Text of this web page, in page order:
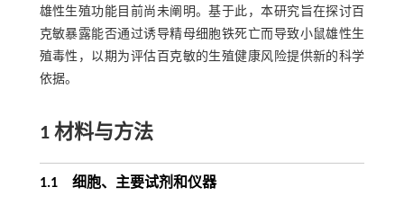
雄性生殖功能目前尚未阐明。基于此，本研究旨在探讨百
克敏暴露能否通过诱导精母细胞铁死亡而导致小鼠雄性生
殖毒性，以期为评估百克敏的生殖健康风险提供新的科学
依据。
1 材料与方法
1.1 细胞、主要试剂和仪器